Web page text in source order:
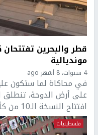
قطر والبحرين
مونديالية
4 سنوات، 8 أشهر ago
على أرض الدوحة، تنطلق
افتتاح النسخة الـ10 من كأس العرب ...
فلسطينيات